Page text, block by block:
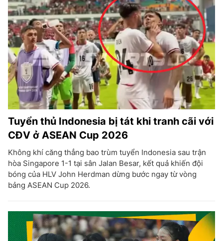
Tuyển thủ Indonesia bị tát khi tranh cãi với
CĐV ở ASEAN Cup 2026
Không khí căng thẳng bao trùm tuyển Indonesia sau trận
hòa Singapore 1-1 tại sân Jalan Besar, kết quả khiến đội
bóng của HLV John Herdman dừng bước ngay từ vòng
bảng ASEAN Cup 2026.